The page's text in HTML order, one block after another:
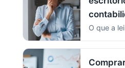
O que a